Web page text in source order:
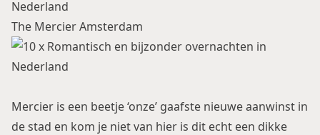
The Mercier Amsterdam
Mercier is een beetje ‘onze’ gaafste nieuwe aanwinst in
de stad en kom je niet van hier is dit echt een dikke